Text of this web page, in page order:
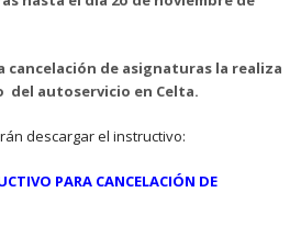
cancelación de asignaturas la realiza
autoservicio en Celta.
descargar el instructivo:
PARA CANCELACIÓN DE